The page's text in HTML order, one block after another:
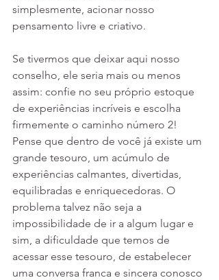
simplesmente, acionar nosso
pensamento livre e criativo.
Se tivermos que deixar aqui nosso
conselho, ele seria mais ou menos
assim: confie no seu próprio estoque
de experiências incríveis e escolha
firmemente o caminho número 2!
Pense que dentro de você já existe um
grande tesouro, um acúmulo de
experiências calmantes, divertidas,
equilibradas e enriquecedoras. O
problema talvez não seja a
impossibilidade de ir a algum lugar e
sim, a dificuldade que temos de
acessar esse tesouro, de estabelecer
uma conversa franca e sincera conosco